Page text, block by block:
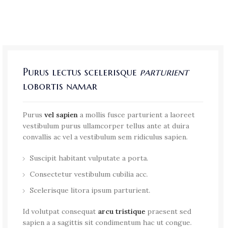
Purus lectus scelerisque parturient
lobortis namar
Purus vel sapien a mollis fusce parturient a laoreet
vestibulum purus ullamcorper tellus ante at duira
convallis ac vel a vestibulum sem ridiculus sapien.
Suscipit habitant vulputate a porta.
Consectetur vestibulum cubilia acc.
Scelerisque litora ipsum parturient.
Id volutpat consequat arcu tristique praesent sed
sapien a a sagittis sit condimentum hac ut congue.